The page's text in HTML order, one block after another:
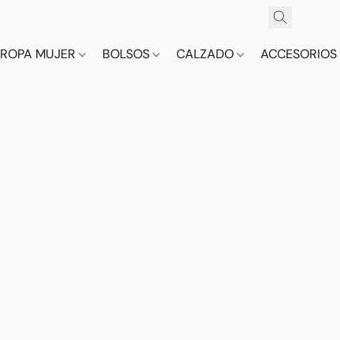
ROPA MUJER BOLSOS CALZADO ACCESORIOS